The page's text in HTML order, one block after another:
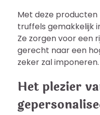
Met deze producten
truffels gemakkelijk
Ze zorgen voor een
gerecht naar een
zeker zal imponeren.
Het plezier